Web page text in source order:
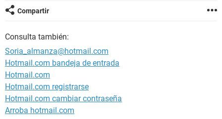
Compartir
Consulta también:
Soria_almanza@hotmail.com
Hotmail.com bandeja de entrada
Hotmail.com
Hotmail.com registrarse
Hotmail.com cambiar contraseña
Arroba hotmail.com